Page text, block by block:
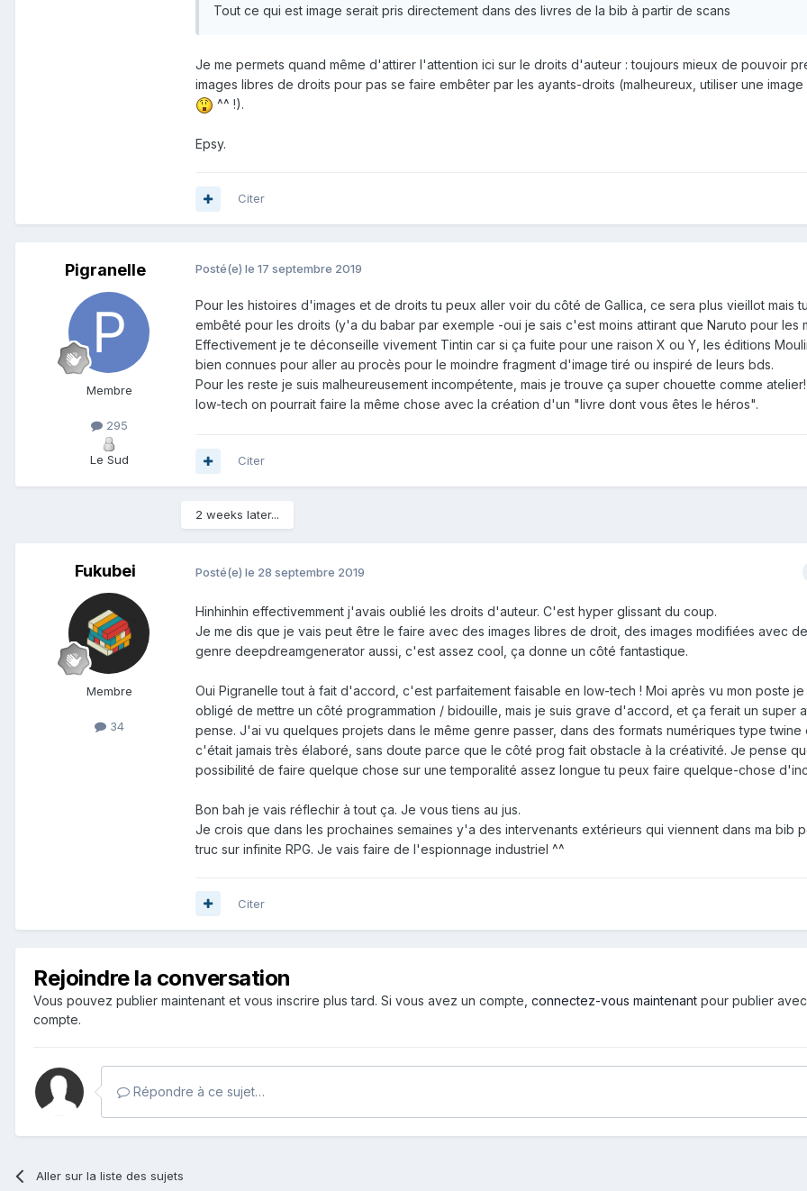
Tout ce qui est image serait pris directement dans des livres de la bib à partir de scans
Je me permets quand même d'attirer l'attention ici sur le droits d'auteur : toujours mieux de pouvoir
images libres de droits pour pas se faire embêter par les ayants-droits (malheureux, utiliser une image
^^ !).
Epsy.
Citer
Pigranelle
Membre
295
Le Sud
Posté(e) le 17 septembre 2019
Pour les histoires d'images et de droits tu peux aller voir du côté de Gallica, ce sera plus vieillot mais
embêté pour les droits (y'a du babar par exemple -oui je sais c'est moins attirant que Naruto pour les
Effectivement je te déconseille vivement Tintin car si ça fuite pour une raison X ou Y, les éditions
bien connues pour aller au procès pour le moindre fragment d'image tiré ou inspiré de leurs bds.
Pour les reste je suis malheureusement incompétente, mais je trouve ça super chouette comme
low-tech on pourrait faire la même chose avec la création d'un "livre dont vous êtes le héros".
Citer
2 weeks later...
Fukubei
Membre
34
Posté(e) le 28 septembre 2019
Hinhinhin effectivemment j'avais oublié les droits d'auteur. C'est hyper glissant du coup.
Je me dis que je vais peut être le faire avec des images libres de droit, des images modifiées avec
genre deepdreamgenerator aussi, c'est assez cool, ça donne un côté fantastique.
Oui Pigranelle tout à fait d'accord, c'est parfaitement faisable en low-tech ! Moi après vu mon poste je
obligé de mettre un côté programmation / bidouille, mais je suis grave d'accord, et ça ferait un super
pense. J'ai vu quelques projets dans le même genre passer, dans des formats numériques type twine
c'était jamais très élaboré, sans doute parce que le côté prog fait obstacle à la créativité. Je pense
possibilité de faire quelque chose sur une temporalité assez longue tu peux faire quelque-chose
Bon bah je vais réflechir à tout ça. Je vous tiens au jus.
Je crois que dans les prochaines semaines y'a des intervenants extérieurs qui viennent dans ma bib
truc sur infinite RPG. Je vais faire de l'espionnage industriel ^^
Citer
Rejoindre la conversation
Vous pouvez publier maintenant et vous inscrire plus tard. Si vous avez un compte, connectez-vous maintenant pour publier
compte.
Répondre à ce sujet…
Aller sur la liste des sujets